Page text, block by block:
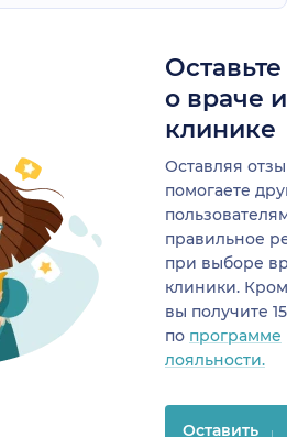
о враче
клинике
Оставляя
помогаете
правильное
при выборе
клиники.
вы получите
по программе
лояльности.
Оставить